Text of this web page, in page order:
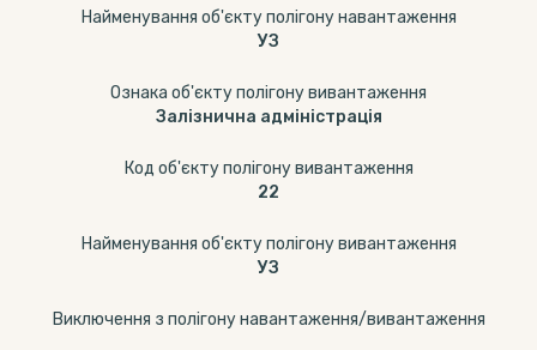
Найменування об'єкту полігону навантаження
УЗ
Ознака об'єкту полігону вивантаження
Залізнична адміністрація
Код об'єкту полігону вивантаження
22
Найменування об'єкту полігону вивантаження
УЗ
Виключення з полігону навантаження/вивантаження